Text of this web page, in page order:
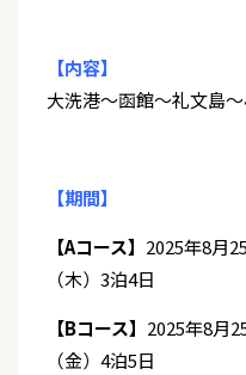
【内容】
大洗港～函館～礼文島
【期間】
【Aコース】 2025年8月
（木）3泊4日
【Bコース】 2025年8月
（金）4泊5日